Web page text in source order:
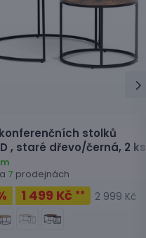
stolků
, staré dřevo/černá, 2 ks
7 prodejnách
1 499 Kč ** 2 999 Kč